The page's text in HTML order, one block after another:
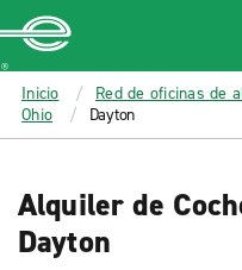
MAIN
CONTENT
Enterprise
Inicio Red de oficinas de
Ohio
Dayton
Alquiler de
Dayton